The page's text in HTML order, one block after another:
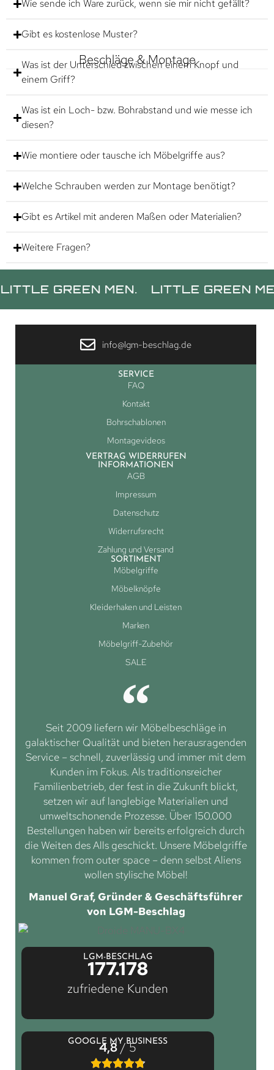
Wie sende ich Ware zurück, wenn sie mir nicht gefällt?
Gibt es kostenlose Muster?
Beschläge & Montage
Was ist der Unterschied zwischen einem Knopf und
einem Griff?
Was ist ein Loch- bzw. Bohrabstand und wie messe ich
diesen?
Wie montiere oder tausche ich Möbelgriffe aus?
Welche Schrauben werden zur Montage benötigt?
Gibt es Artikel mit anderen Maßen oder Materialien?
Weitere Fragen?
GREEN MEN. LITTLE GREEN MEN.
info@lgm-beschlag.de
SERVICE
FAQ
Kontakt
Bohrschablonen
Montagevideos
VERTRAG WIDERRUFEN
INFORMATIONEN
AGB
Impressum
Datenschutz
Widerrufsrecht
Zahlung und Versand
SORTIMENT
Möbelgriffe
Möbelknöpfe
Kleiderhaken und Leisten
Marken
Möbelgriff-Zubehör
SALE
Seit 2009 liefern wir Möbelbeschläge in
galaktischer Qualität und bieten herausragenden
Service – schnell, zuverlässig und immer mit dem
Kunden im Fokus. Als traditionsreicher
Familienbetrieb, der fest in die Zukunft blickt,
setzen wir auf langlebige Materialien und
umweltschonende Prozesse. Über 150.000
Bestellungen haben wir bereits erfolgreich durch
die Weiten des Alls geschickt. Unsere Möbelgriffe
kommen from outer space – denn selbst Aliens
wollen stylische Möbel!
Manuel Graf, Gründer & Geschäftsführer
von LGM-Beschlag
LGM-BESCHLAG
177.178
zufriedene Kunden
GOOGLE MY BUSINESS
4,8/ 5